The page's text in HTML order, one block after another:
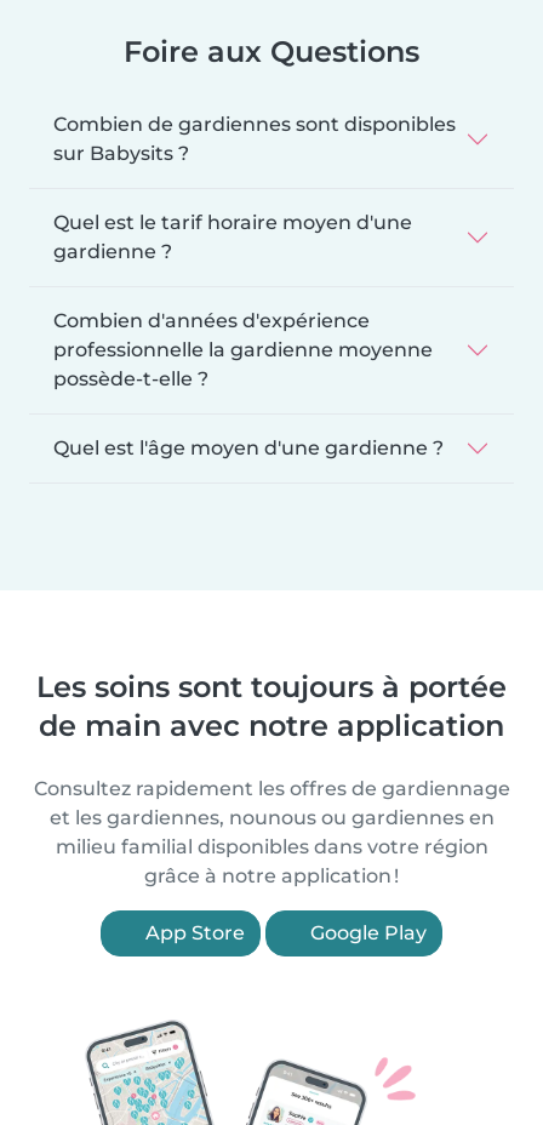
Foire aux Questions
Combien de gardiennes sont disponibles
sur Babysits ?
Quel est le tarif horaire moyen d'une
gardienne ?
Combien d'années d'expérience
professionnelle la gardienne moyenne
possède-t-elle ?
Quel est l'âge moyen d'une gardienne ?
Les soins sont toujours à portée
de main avec notre application
Consultez rapidement les offres de gardiennage
et les gardiennes, nounous ou gardiennes en
milieu familial disponibles dans votre région
grâce à notre application !
App Store Google Play